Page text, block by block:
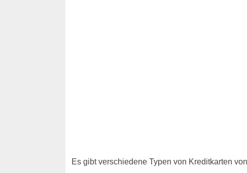
Es gibt verschiedene Typen von Kreditkarten